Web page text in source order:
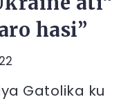
hasi”
Gatolika ku